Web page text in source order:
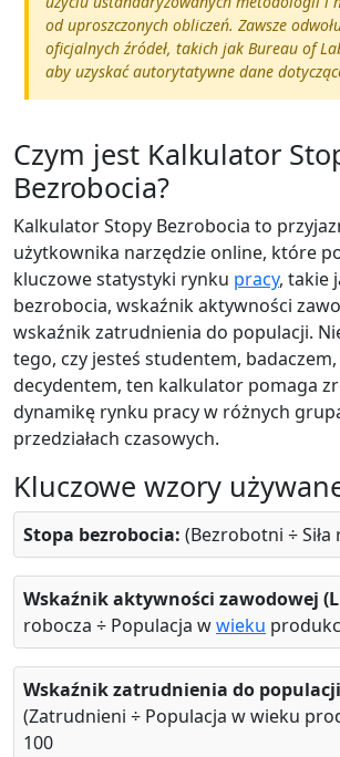
od uproszczonych obliczeń. Zawsze
oficjalnych źródeł, takich jak Bureau of
aby uzyskać autorytatywne dane
Czym jest Kalkulator
Bezrobocia?
Kalkulator Stopy Bezrobocia to
użytkownika narzędzie online, które
kluczowe statystyki rynku pracy, takie
bezrobocia, wskaźnik aktywności
wskaźnik zatrudnienia do populacji.
tego, czy jesteś studentem,
decydentem, ten kalkulator pomaga
dynamikę rynku pracy w różnych
przedziałach czasowych.
Kluczowe wzory
Stopa bezrobocia: (Bezrobotni ÷
Wskaźnik aktywności zawodowej
robocza ÷ Populacja wwieku
Wskaźnik zatrudnienia do populacji
(Zatrudnieni ÷ Populacja w wieku
100